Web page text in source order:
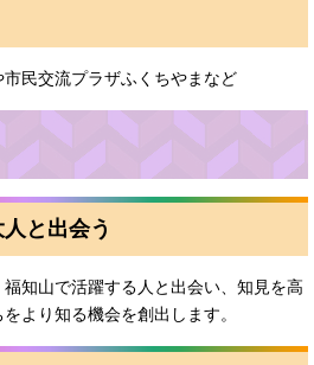
民交流プラザふくちやまなど
と出会う
知山で活躍する人と出会い、知見を高
より知る機会を創出します。